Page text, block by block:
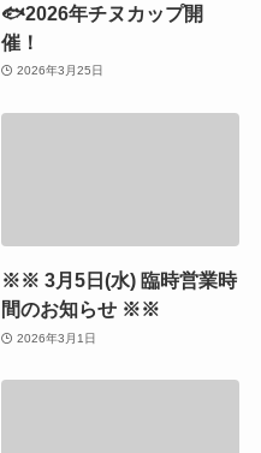
🐟2026年チヌカップ開
催！
2026年3月25日
※※ 3月5日(水) 臨時営業時
間のお知らせ ※※
2026年3月1日